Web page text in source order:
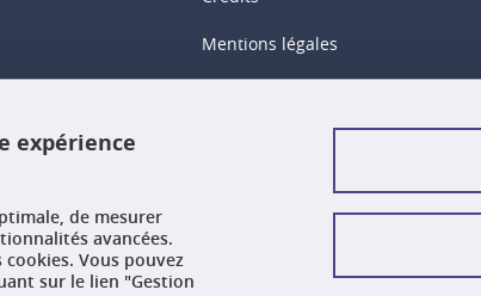
Mentions légales
Accessibilité : non conforme
expérience
de mesurer
avancées.
Vous pouvez
sur le lien "Gestion